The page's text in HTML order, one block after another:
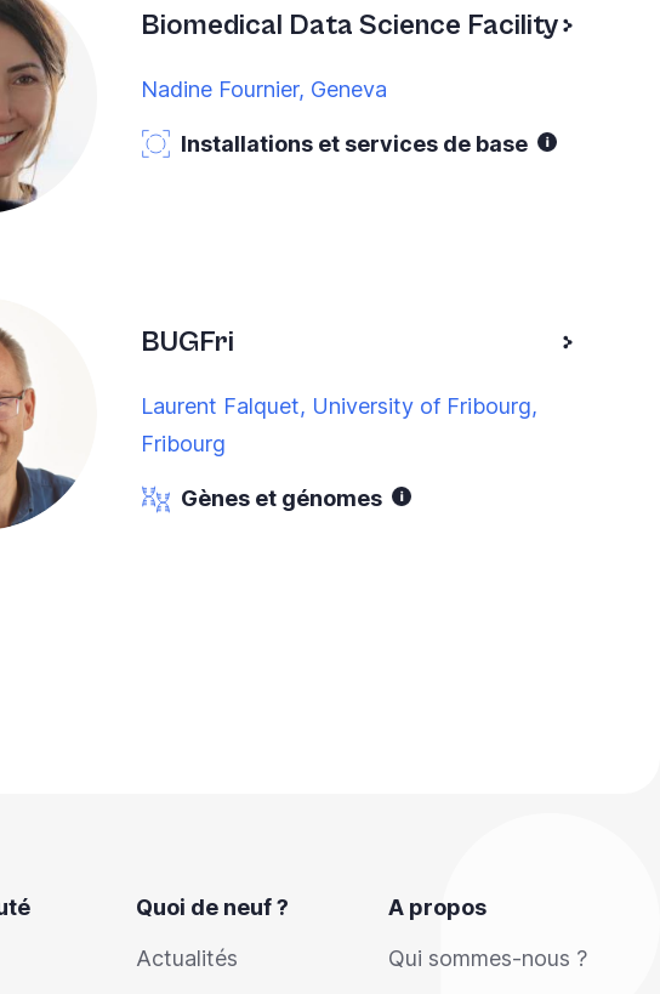
Biomedical Data Science Facility
Nadine Fournier, Geneva
Installations et services de base
BUGFri
Laurent Falquet, University of Fribourg,
Fribourg
Gènes et génomes
Quoi de neuf ?
Actualités
A propos
Qui sommes-nous ?